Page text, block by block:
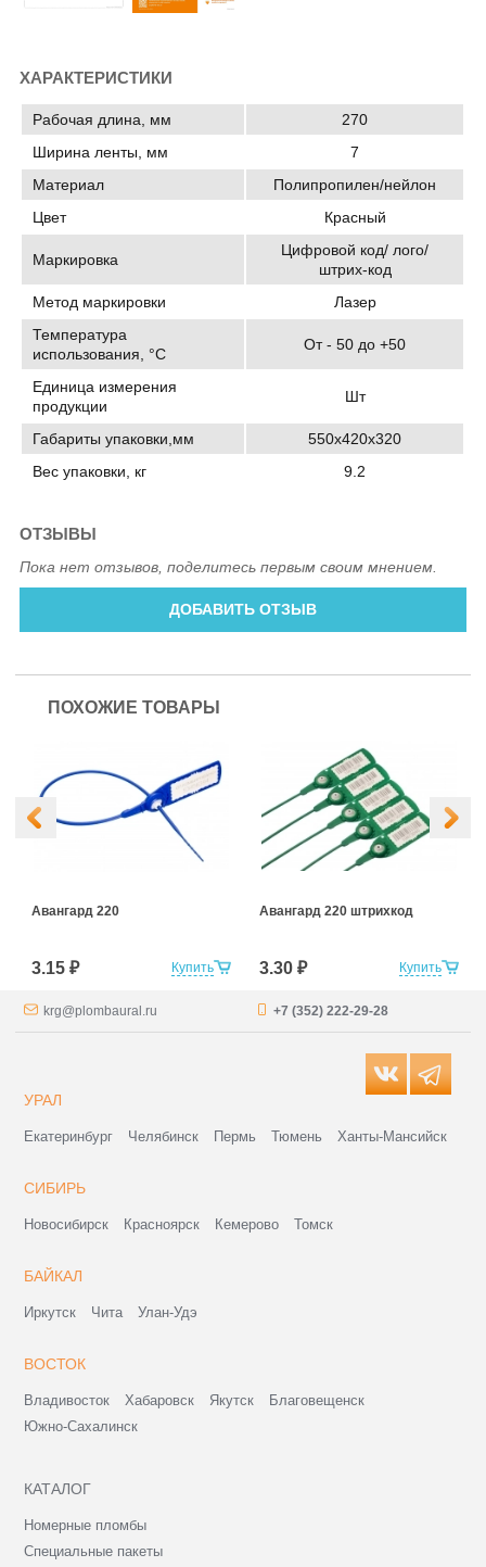
ХАРАКТЕРИСТИКИ
Рабочая длина, мм
270
Ширина ленты, мм
7
Материал
Полипропилен/нейлон
Цвет
Красный
Маркировка
Цифровой код/ лого/
штрих-код
Метод маркировки
Лазер
Температура
использования, °C
От - 50 до +50
Единица измерения
продукции
Шт
Габариты упаковки,мм
550х420х320
Вес упаковки, кг
9.2
ОТЗЫВЫ
Пока нет отзывов, поделитесь первым своим мнением.
ДОБАВИТЬ ОТЗЫВ
ПОХОЖИЕ ТОВАРЫ
Купить
Авангард 220
3.15 ₽ Купить
Авангард 220 штрихкод
3.30 ₽
krg@plombaural.ru +7 (352) 222-29-28
УРАЛ
Екатеринбург Челябинск Пермь Тюмень Ханты-Мансийск
СИБИРЬ
Новосибирск Красноярск Кемерово Томск
БАЙКАЛ
Иркутск Чита Улан-Удэ
ВОСТОК
Владивосток Хабаровск Якутск
Благовещенск
Южно-Сахалинск
КАТАЛОГ
Номерные пломбы
Специальные пакеты